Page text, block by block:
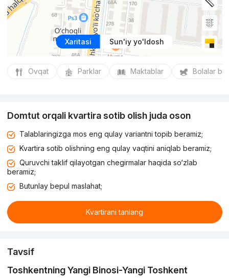
Xaritasi Sun'iy yo'ldosh
Ovqat Parklar Maktablar Bolalar
Domtut orqali kvartira sotib olish juda oson
Talablaringizga mos eng qulay variantni topib beramiz;
Kvartira sotib olishning eng qulay vaqtini aniqlab beramiz;
Quruvchi taklif qilayotgan chegirmalar haqida so‘zlab
beramiz;
Butunlay bepul maslahat;
Kvartirani tanlang
Tavsif
Toshkentning Yangi Binosi-Yangi Toshkent